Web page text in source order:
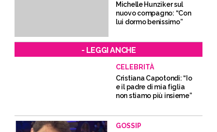
Michelle Hunziker sul
nuovo compagno: “Con
lui dormo benissimo”
- LEGGI ANCHE
CELEBRITÀ
Cristiana Capotondi: “Io
e il padre di mia figlia
non stiamo più insieme”
GOSSIP